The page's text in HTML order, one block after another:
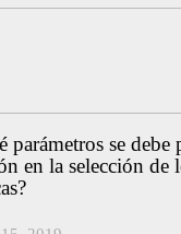
parámetros se debe
en la selección de